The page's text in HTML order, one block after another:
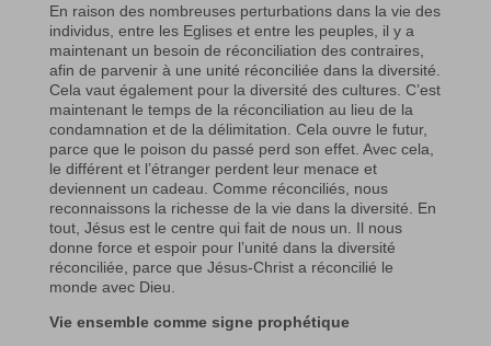
En raison des nombreuses perturbations dans la vie des
individus, entre les Eglises et entre les peuples, il y a
maintenant un besoin de réconciliation des contraires,
afin de parvenir à une unité réconciliée dans la diversité.
Cela vaut également pour la diversité des cultures. C’est
maintenant le temps de la réconciliation au lieu de la
condamnation et de la délimitation. Cela ouvre le futur,
parce que le poison du passé perd son effet. Avec cela,
le différent et l’étranger perdent leur menace et
deviennent un cadeau. Comme réconciliés, nous
reconnaissons la richesse de la vie dans la diversité. En
tout, Jésus est le centre qui fait de nous un. Il nous
donne force et espoir pour l’unité dans la diversité
réconciliée, parce que Jésus-Christ a réconcilié le
monde avec Dieu.
Vie ensemble comme signe prophétique